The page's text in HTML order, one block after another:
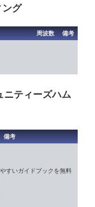
ング
周波数 備考
ニティーズハム
備考
すいガイドブックを無料